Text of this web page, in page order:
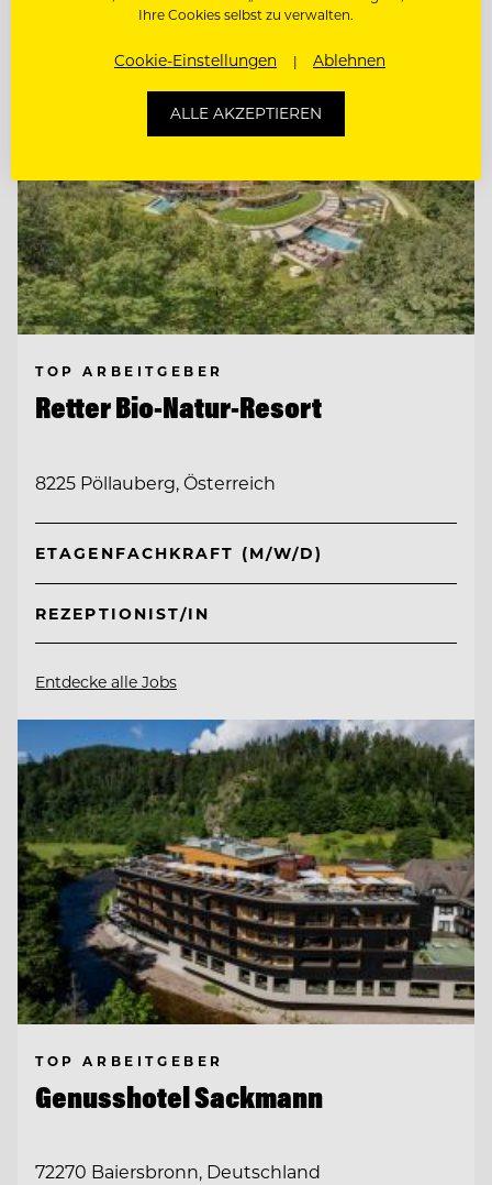
TOP ARBEITGEBER
Retter Bio-Natur-Resort
8225 Pöllauberg, Österreich
ETAGENFACHKRAFT (M/W/D)
REZEPTIONIST/IN
Entdecke alle Jobs
TOP ARBEITGEBER
Genusshotel Sackmann
72270 Baiersbronn, Deutschland
Ihre Cookies selbst zu verwalten.
Cookie-Einstellungen Ablehnen
ALLE AKZEPTIEREN